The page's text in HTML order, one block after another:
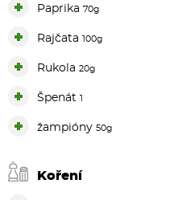
Paprika 70g
Rajčata 100g
Rukola 20g
Špenát 1
žampióny 50g
Koření